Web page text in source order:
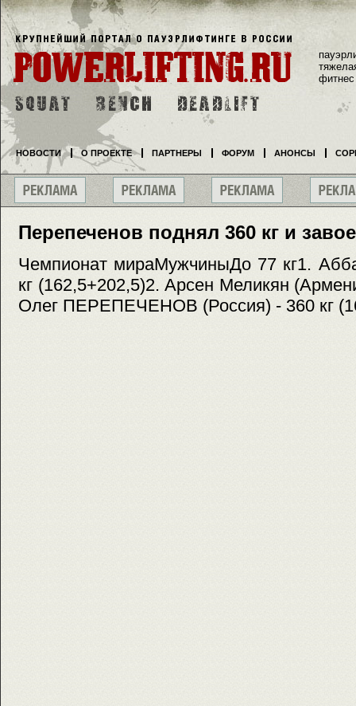
Перепеченов поднял 360 кг и
Чемпионат мираМужчиныДо 77 кг1.
кг (162,5+202,5)2. Арсен Меликян
Олег ПЕРЕПЕЧЕНОВ (Россия) - 360 кг
фитнес
НОВОСТИ О ПРОЕКТЕ ПАРТНЕРЫ ФОРУМ АНОНСЫ